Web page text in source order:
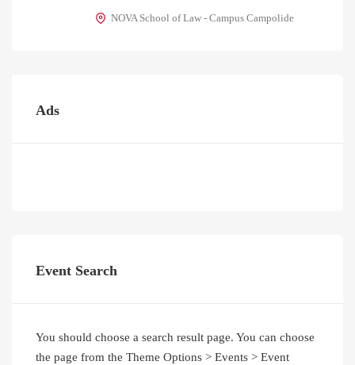
NOVA School of Law - Campus Campolide
Ads
Event Search
You should choose a search result page. You can choose
the page from the Theme Options > Events > Event